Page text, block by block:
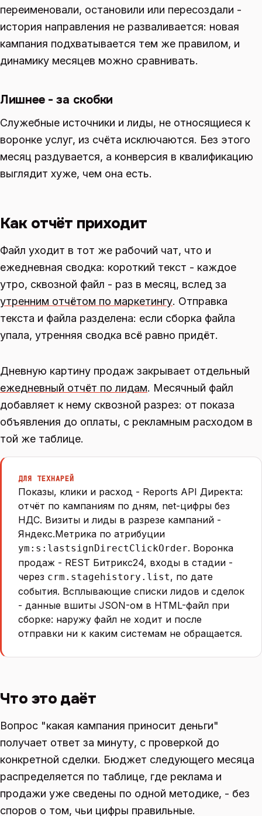
переименовали, остановили или пересоздали -
история направления не разваливается: новая
кампания подхватывается тем же правилом, и
динамику месяцев можно сравнивать.
Лишнее - за скобки
Служебные источники и лиды, не относящиеся к
воронке услуг, из счёта исключаются. Без этого
месяц раздувается, а конверсия в квалификацию
выглядит хуже, чем она есть.
Как отчёт приходит
Файл уходит в тот же рабочий чат, что и
ежедневная сводка: короткий текст - каждое
утро, сквозной файл - раз в месяц, вслед за
утренним отчётом по маркетингу. Отправка
текста и файла разделена: если сборка файла
упала, утренняя сводка всё равно придёт.
Дневную картину продаж закрывает отдельный
ежедневный отчёт по лидам. Месячный файл
добавляет к нему сквозной разрез: от показа
объявления до оплаты, с рекламным расходом в
той же таблице.
ДЛЯ ТЕХНАРЕЙ
Показы, клики и расход - Reports API Директа:
отчёт по кампаниям по дням, net-цифры без
НДС. Визиты и лиды в разрезе кампаний -
Яндекс.Метрика по атрибуции
ym:s:lastsignDirectClickOrder. Воронка
продаж - REST Битрикс24, входы в стадии -
через crm.stagehistory.list, по дате
события. Всплывающие списки лидов и сделок
- данные вшиты JSON-ом в HTML-файл при
сборке: наружу файл не ходит и после
отправки ни к каким системам не обращается.
Что это даёт
Вопрос "какая кампания приносит деньги"
получает ответ за минуту, с проверкой до
конкретной сделки. Бюджет следующего месяца
распределяется по таблице, где реклама и
продажи уже сведены по одной методике, - без
споров о том, чьи цифры правильные.